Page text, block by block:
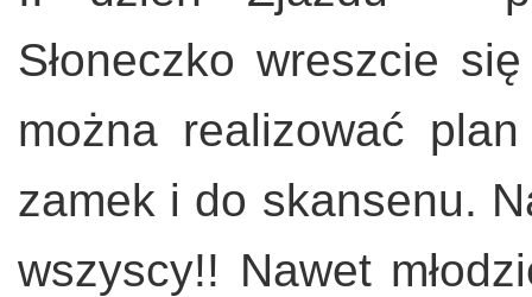
Słoneczko wreszcie
można realizować
zamek i do skansenu.
wszyscy!! Nawet